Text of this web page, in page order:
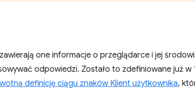
one informacje o przeglądarce i jej
odpowiedzi. Zostało to zdefiniowane już w
definicję ciągu znaków Klient użytkownika,